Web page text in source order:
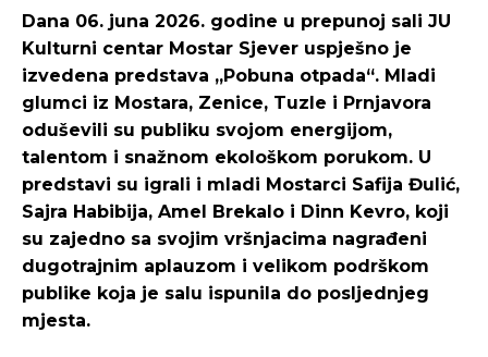
Dana 06. juna 2026. godine u prepunoj sali JU
Kulturni centar Mostar Sjever uspješno je
izvedena predstava „Pobuna otpada“. Mladi
glumci iz Mostara, Zenice, Tuzle i Prnjavora
oduševili su publiku svojom energijom,
talentom i snažnom ekološkom porukom. U
predstavi su igrali i mladi Mostarci Safija Đulić,
Sajra Habibija, Amel Brekalo i Dinn Kevro, koji
su zajedno sa svojim vršnjacima nagrađeni
dugotrajnim aplauzom i velikom podrškom
publike koja je salu ispunila do posljednjeg
mjesta.